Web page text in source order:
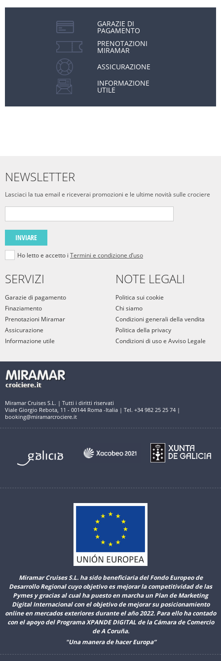
GARAZIE DI
PAGAMENTO
PRENOTAZIONI
MIRAMAR
ASSICURAZIONE
INFORMAZIONE
UTILE
NEWSLETTER
Lasciaci la tua email e riceverai promozioni e le ultime novità sulle crociere
INVIARE
Ho letto e accetto i Termini e condizione d’uso
SERVIZI
Garazie di pagamento
Finaziamento
Prenotazioni Miramar
Assicurazione
Informazione utile
NOTE LEGALI
Politica sui cookie
Chi siamo
Condizioni generali della vendita
Politica della privacy
Condizioni di uso e Avviso Legale
Miramar Cruises S.L. | Tutti i diritti riservati
Viale Giorgio Rebota, 11 - 00144 Roma -Italia | Tel. +34 982 25 25 74 |
booking@miramarcrociere.it
Miramar Cruises S.L. ha sido beneficiaria del Fondo Europeo de
Desarrollo Regional cuyo objetivo es mejorar la competitividad de las
Pymes y gracias al cual ha puesto en marcha un Plan de Marketing
Digital Internacional con el objetivo de mejorar su posicionamiento
online en mercados exteriores durante el año 2022. Para ello ha contado
con el apoyo del Programa XPANDE DIGITAL de la Cámara de Comercio
de A Coruña.
"Una manera de hacer Europa”